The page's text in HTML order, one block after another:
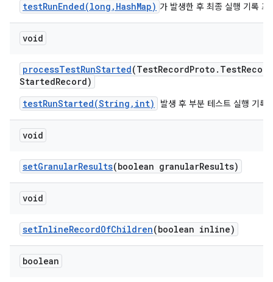
testRunEnded(long,HashMap) 가 발생한 후 최종 실행 기록 프
void
processTestRunStarted(TestRecordProto . Test
StartedRecord)
testRunStarted(String,int)
발생 후 부분 테스트 실행 기록
void
setGranularResults(boolean granularResults)
void
setInlineRecordOfChildren(boolean inline)
boolean